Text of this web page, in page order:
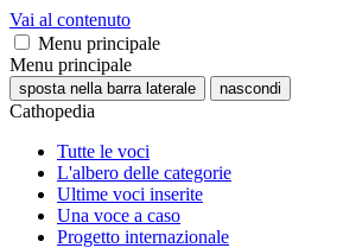
Vai al contenuto
Menu principale
Menu principale
sposta nella barra laterale nascondi
Cathopedia
Tutte le voci
L'albero delle categorie
Ultime voci inserite
Una voce a caso
Progetto internazionale